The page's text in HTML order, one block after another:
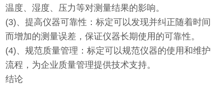
温度、湿度、压力等对测量结果的影响。
(3)、提高仪器可靠性：标定可以发现并纠正随着时间
而增加的测量误差，保证仪器长期使用的可靠性。
(4)、规范质量管理：标定可以规范仪器的使用和维护
流程，为企业质量管理提供技术支持。
结论